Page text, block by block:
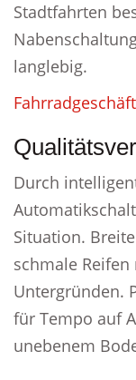
Stadtfahrten
langlebig.
Durch
Situation.
schmale
Untergründen.
für Tempo auf
unebenem